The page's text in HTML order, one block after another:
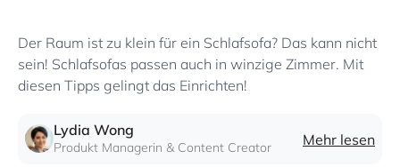
Der Raum ist zu klein für ein Schlafsofa? Das kann nicht
sein! Schlafsofas passen auch in winzige Zimmer. Mit
diesen Tipps gelingt das Einrichten!
Lydia Wong
Produkt Managerin & Content Creator Mehr lesen